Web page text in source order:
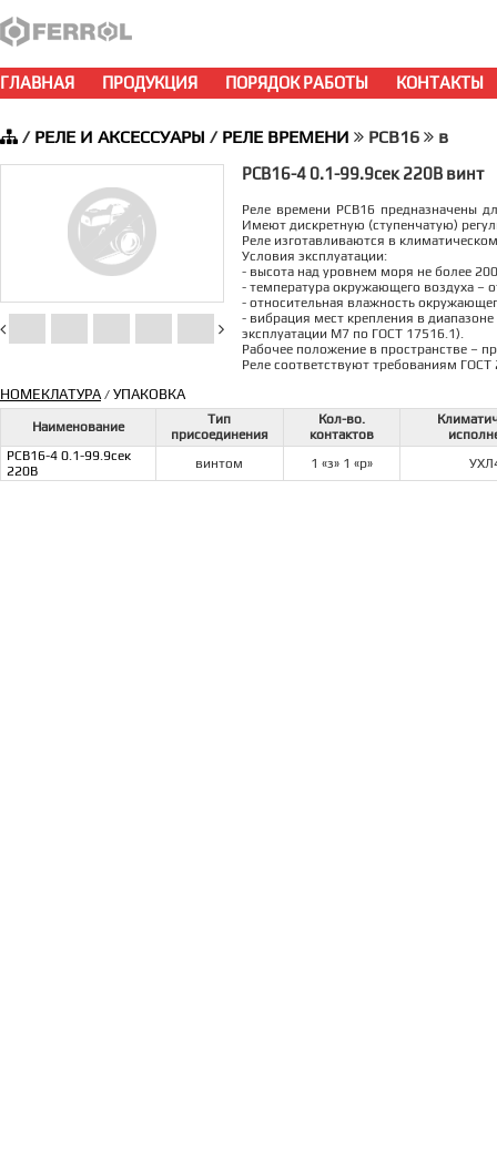
ГЛАВНАЯ ПРОДУКЦИЯ ПОРЯДОК РАБОТЫ КОНТАКТЫ
/ РЕЛЕ И АКСЕССУАРЫ / РЕЛЕ ВРЕМЕНИ РСВ16 в
РСВ16-4 0.1-99.9сек 220В винт
Реле времени РСВ16 предназначены
Имеют дискретную (ступенчатую)
Реле изготавливаются в
Условия эксплуатации:
- высота над уровнем моря не более
- температура окружающего воздуха –
- относительная влажность
- вибрация мест крепления в
эксплуатации М7 по ГОСТ 17516.1).
Рабочее положение в пространстве –
Реле соответствуют требованиям
НОМЕКЛАТУРА/ УПАКОВКА
Наименование
Тип
присоединения
Кол-во.
контактов
РСВ16-4 0.1-99.9сек
220В
винтом 1 «з» 1 «р»